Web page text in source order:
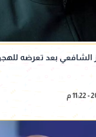
الشافعي بعد تعرضه